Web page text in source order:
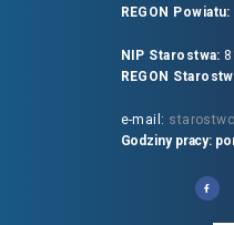
REGON Powiatu:
NIP Starostwa:
REGON
e-mail:
Godziny pracy: